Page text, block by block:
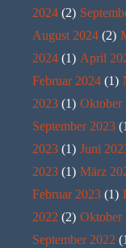
2024 (2)
August 2024 (2)
2024 (1) April
Februar 2024 (1)
2023 (1) Oktober
September 2023
2023 (1) Juni
2023 (1) März
Februar 2023 (1)
2022 (2) Oktober
September 2022